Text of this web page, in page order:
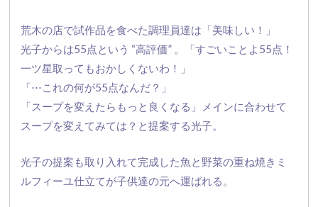
荒木の店で試作品を食べた調理員達は「美味しい！」
光子からは55点という “高評価” 。「すごいことよ55点！
一ツ星取ってもおかしくないわ！」
「⋅⋅⋅これの何が55点なんだ？」
「スープを変えたらもっと良くなる」メインに合わせて
スープを変えてみては？と提案する光子。
光子の提案も取り入れて完成した魚と野菜の重ね焼きミ
ルフィーユ仕立てが子供達の元へ運ばれる。